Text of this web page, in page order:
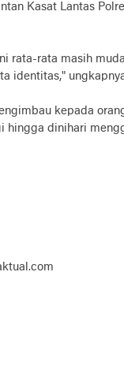
Kasat Lantas
rata-rata masih
identitas,"
kepada
hingga dinihari